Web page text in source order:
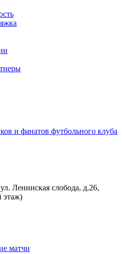
Ленинская слобода, д.26,
этаж)
матчи